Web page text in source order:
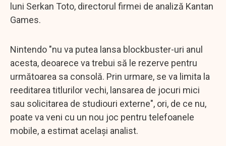
luni Serkan Toto, directorul firmei de analiză Kantan
Games.
Nintendo "nu va putea lansa blockbuster-uri anul
acesta, deoarece va trebui să le rezerve pentru
următoarea sa consolă. Prin urmare, se va limita la
reeditarea titlurilor vechi, lansarea de jocuri mici
sau solicitarea de studiouri externe", ori, de ce nu,
poate va veni cu un nou joc pentru telefoanele
mobile, a estimat același analist.